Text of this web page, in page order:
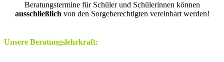
Beratungstermine für Schüler und Schülerinnen können
ausschließlich von den Sorgeberechtigten vereinbart werden!
Unsere Beratungslehrkraft: